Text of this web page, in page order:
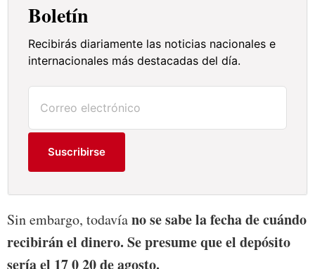
Boletín
Recibirás diariamente las noticias nacionales e
internacionales más destacadas del día.
Suscribirse
Sin embargo, todavíano se sabe la fecha de cuándo
recibirán el dinero. Se presume que el depósito
sería el 17 0 20 de agosto.